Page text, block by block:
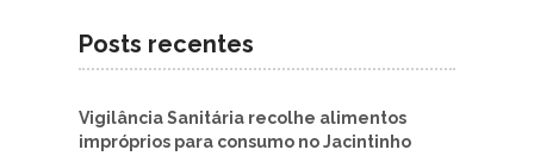
Posts recentes
Vigilância Sanitária recolhe alimentos
impróprios para consumo no Jacintinho